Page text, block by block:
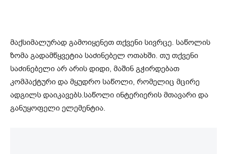
მაქსიმალურად გამოიყენეთ თქვენი სივრცე. საწოლის
ზომა გადამწყვეტია საძინებელ ოთახში. თუ თქვენი
საძინებელი არ არის დიდი, მაშინ გჭირდებათ
კომპაქტური და მყუდრო საწოლი, რომელიც მცირე
ადგილს დაიკავებს.საწოლი ინტერიერის მთავარი და
განუყოფელი ელემენტია.